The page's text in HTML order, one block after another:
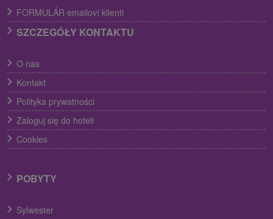
FORMULÁR emailoví klienti
SZCZEGÓŁY KONTAKTU
O nas
Kontakt
Polityka prywatności
Zaloguj się do hoteli
Cookies
POBYTY
Sylwester